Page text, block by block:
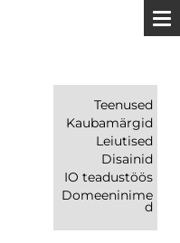
Teenused
Kaubamärgid
Leiutised
Disainid
IO teadustöös
Domeeninime
d